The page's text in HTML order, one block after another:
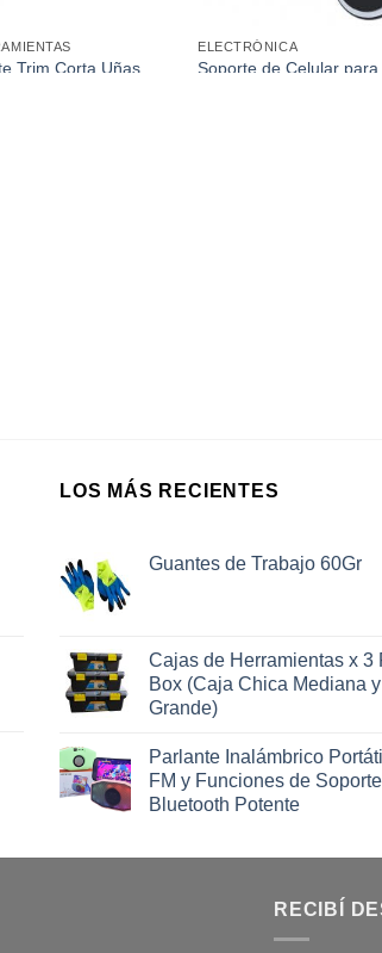
Trim Corta Uñas
ELECTRÓNICA
Soporte de Celular para
LOS MÁS RECIENTES
Guantes de Trabajo 60Gr
Cajas de Herramientas x 3
Box (Caja Chica Mediana y
Grande)
Parlante Inalámbrico
FM y Funciones de
Bluetooth Potente
RECIBÍ